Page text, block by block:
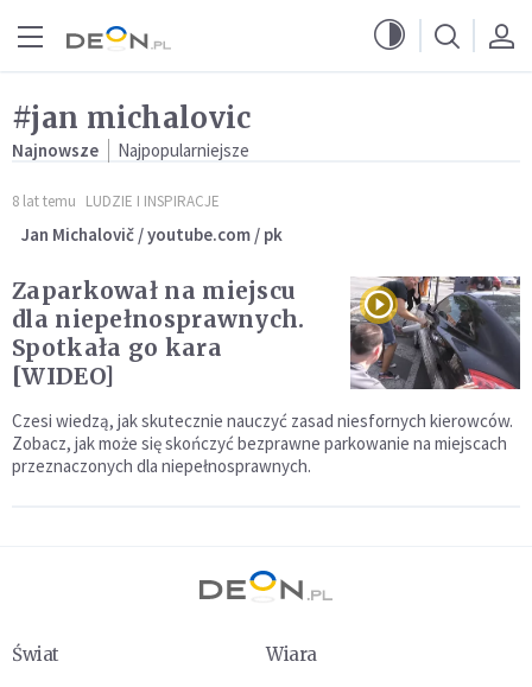
#jan michalovic
Najnowsze Najpopularniejsze
8 lat temu LUDZIE I INSPIRACJE
Jan Michalovič / youtube.com / pk
Zaparkował na miejscu
dla niepełnosprawnych.
Spotkała go kara
[WIDEO]
Czesi wiedzą, jak skutecznie nauczyć zasad niesfornych kierowców.
Zobacz, jak może się skończyć bezprawne parkowanie na miejscach
przeznaczonych dla niepełnosprawnych.
Świat
Wiara